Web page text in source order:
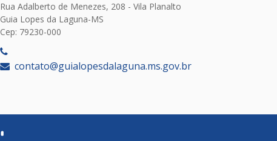
Rua Adalberto de Menezes, 208 - Vila Planalto
Guia Lopes da Laguna-MS
Cep: 79230-000
contato@guialopesdalaguna.ms.gov.br